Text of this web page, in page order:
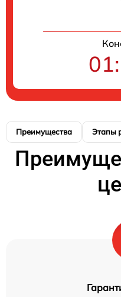
Преимущества Этапы